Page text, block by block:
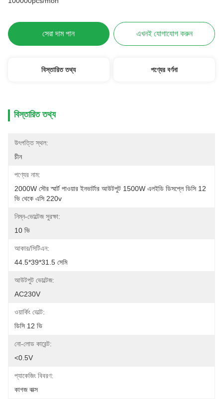
সেরা দাম পান এখনই যোগাযোগ করুন
বিস্তারিত তথ্য পণ্যের বর্ণনা
বিস্তারিত তথ্য
উৎপত্তি স্থল:
চীন
পণ্যের নাম:
2000W সৌর স্মার্ট পাওয়ার ইনভার্টার আউটপুট 1500W এলইডি ডিসপ্লে ডিসি 12
ভি থেকে এসি 220v
নিম্ন-ভোল্টেজ সুরক্ষা:
10 ভি
আকার/সিটিএন:
44.5*39*31.5 সেমি
আউটপুট ভোল্টেজ:
AC230V
ওয়ার্কিং ভোল্ট:
ডিসি 12 ভি
নো-লোড কারেন্ট:
<0.5V
প্যাকেজিং বিবরণ:
কাগজ বাক্স